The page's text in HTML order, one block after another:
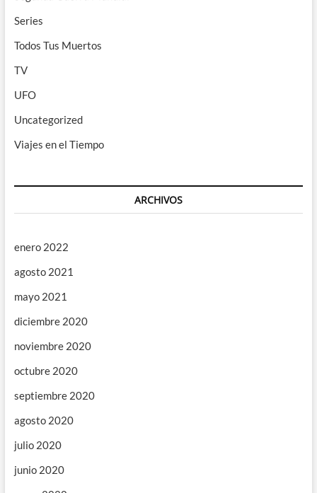
Series
Todos Tus Muertos
TV
UFO
Uncategorized
Viajes en el Tiempo
ARCHIVOS
enero 2022
agosto 2021
mayo 2021
diciembre 2020
noviembre 2020
octubre 2020
septiembre 2020
agosto 2020
julio 2020
junio 2020